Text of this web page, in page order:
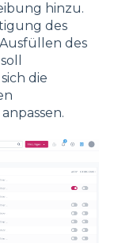
hinzu.
des
des
die